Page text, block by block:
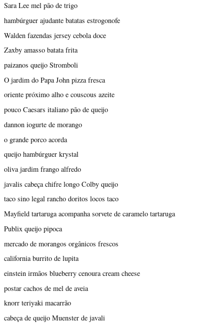
Sara Lee mel pão de trigo
hambúrguer ajudante batatas estrogonofe
Walden fazendas jersey cebola doce
Zaxby amasso batata frita
paizanos queijo Stromboli
O jardim do Papa John pizza fresca
oriente próximo alho e couscous azeite
pouco Caesars italiano pão de queijo
dannon iogurte de morango
o grande porco acorda
queijo hambúrguer krystal
oliva jardim frango alfredo
javalis cabeça chifre longo Colby queijo
taco sino legal rancho doritos locos taco
Mayfield tartaruga acompanha sorvete de caramelo tartaruga
Publix queijo pipoca
mercado de morangos orgânicos frescos
california burrito de lupita
einstein irmãos blueberry cenoura cream cheese
postar cachos de mel de aveia
knorr teriyaki macarrão
cabeça de queijo Muenster de javali